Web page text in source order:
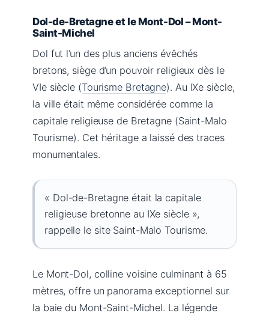
Dol-de-Bretagne et le Mont-Dol – Mont-
Saint-Michel
Dol fut l’un des plus anciens évêchés
bretons, siège d’un pouvoir religieux dès le
VIe siècle (Tourisme Bretagne). Au IXe siècle,
la ville était même considérée comme la
capitale religieuse de Bretagne (Saint-Malo
Tourisme). Cet héritage a laissé des traces
monumentales.
« Dol-de-Bretagne était la capitale
religieuse bretonne au IXe siècle »,
rappelle le site Saint-Malo Tourisme.
Le Mont-Dol, colline voisine culminant à 65
mètres, offre un panorama exceptionnel sur
la baie du Mont-Saint-Michel. La légende